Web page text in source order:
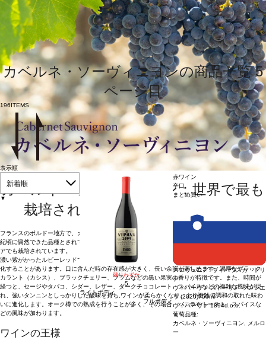
カベルネ・ソーヴィニヨン：世界で最も
栽培されている赤ワイン葡萄品種
フランスのボルドー地方で、カベルネ・フランとソーヴィニヨン・ブランの自然交配により、17世
紀頃に偶然できた品種とされています。現在はカリフォルニアや南アフリカ、チリ、オーストラリ
アでも栽培されています。
濃い紫がかったルビーレッドで、色が非常に深く、濃厚な印象を与え、熟成が進むとレンガ色に変
化することがあります。口に含んだ時の存在感が大きく、長い余韻が楽しめます。濃厚なブラック
カラント（カシス）、ブラックチェリー、プラムなどの黒い果実の香りが特徴です。また、時間が
経つと、セージやタバコ、シダー、レザー、ダークチョコレート、スパイスなどの複雑な風味が現
れ、強いタンニンとしっかりした酸味を持ち,ワインが柔らかくなり、より複雑で調和の取れた味わ
いに進化します。オーク樽での熟成を行うことが多く、その場合、バニラやトースト、スパイスな
どの風味が加わります。
ワインの王様
カベルネ・ソーヴィニヨンの商品一覧 5
ページ目
196ITEMS
表示順
新着順
▼
残りわずか
5
ライトボディ
フルボディ
赤ワイン
辛口
まとめ買い
スロヴェニア ヴィパウスカ・ドリ
ナ
ヴィパーヴァ ストーリア ランシエ
リ (2020)750ml
ヴィパーヴァ 1894d.o.o.
葡萄品種:
カベルネ・ソーヴィニヨン, メルロ
ー